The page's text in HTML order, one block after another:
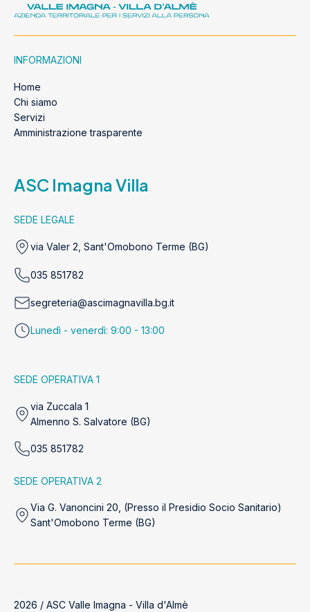
INFORMAZIONI
Home
Chi siamo
Servizi
Amministrazione trasparente
ASC Imagna Villa
SEDE LEGALE
via Valer 2, Sant'Omobono Terme (BG)
035 851782
segreteria@ascimagnavilla.bg.it
Lunedì - venerdì: 9:00 - 13:00
SEDE OPERATIVA 1
via Zuccala 1
Almenno S. Salvatore (BG)
035 851782
SEDE OPERATIVA 2
Via G. Vanoncini 20, (Presso il Presidio Socio Sanitario)
Sant'Omobono Terme (BG)
2026 / ASC Valle Imagna - Villa d'Almè